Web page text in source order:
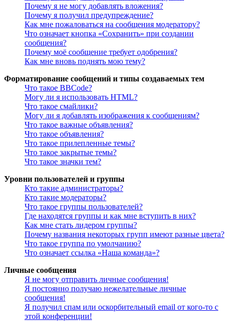
Почему я не могу добавлять вложения?
Почему я получил предупреждение?
Как мне пожаловаться на сообщения модератору?
Что означает кнопка «Сохранить» при создании
сообщения?
Почему моё сообщение требует одобрения?
Как мне вновь поднять мою тему?
Форматирование сообщений и типы создаваемых тем
Что такое BBCode?
Могу ли я использовать HTML?
Что такое смайлики?
Могу ли я добавлять изображения к сообщениям?
Что такое важные объявления?
Что такое объявления?
Что такое прилепленные темы?
Что такое закрытые темы?
Что такое значки тем?
Уровни пользователей и группы
Кто такие администраторы?
Кто такие модераторы?
Что такое группы пользователей?
Где находятся группы и как мне вступить в них?
Как мне стать лидером группы?
Почему названия некоторых групп имеют разные цвета?
Что такое группа по умолчанию?
Что означает ссылка «Наша команда»?
Личные сообщения
Я не могу отправить личные сообщения!
Я постоянно получаю нежелательные личные
сообщения!
Я получил спам или оскорбительный email от кого-то с
этой конференции!